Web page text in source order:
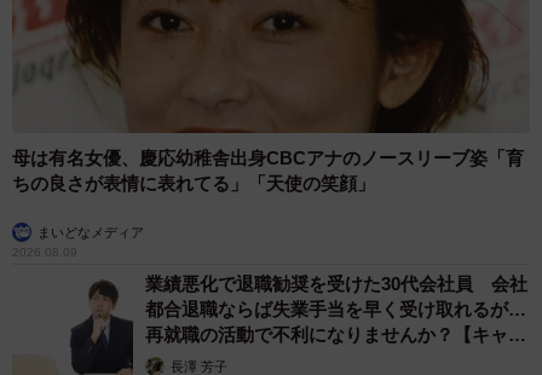
母は有名女優、慶応幼稚舎出身CBCアナのノースリーブ姿「育
ちの良さが表情に表れてる」「天使の笑顔」
まいどなメディア
2026.08.09
業績悪化で退職勧奨を受けた30代会社員 会社
都合退職ならば失業手当を早く受け取れるが…
再就職の活動で不利になりませんか？【キャリ
アカウンセラーが解説】
長澤 芳子